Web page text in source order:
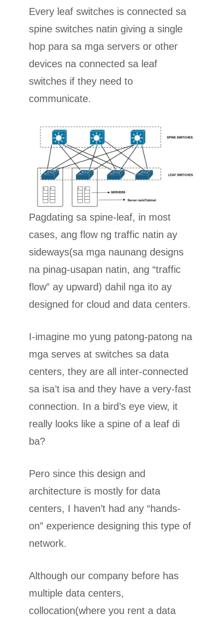
Every leaf switches is connected sa
spine switches natin giving a single
hop para sa mga servers or other
devices na connected sa leaf
switches if they need to
communicate.
Pagdating sa spine-leaf, in most
cases, ang flow ng traffic natin ay
sideways(sa mga naunang designs
na pinag-usapan natin, ang “traffic
flow” ay upward) dahil nga ito ay
designed for cloud and data centers.
I-imagine mo yung patong-patong na
mga serves at switches sa data
centers, they are all inter-connected
sa isa’t isa and they have a very-fast
connection. In a bird’s eye view, it
really looks like a spine of a leaf di
ba?
Pero since this design and
architecture is mostly for data
centers, I haven’t had any “hands-
on” experience designing this type of
network.
Although our company before has
multiple data centers,
collocation(where you rent a data